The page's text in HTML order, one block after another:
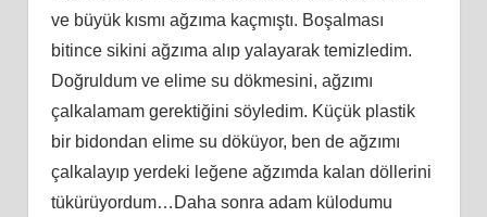
ve büyük kısmı ağzıma kaçmıştı. Boşalması
bitince sikini ağzıma alıp yalayarak temizledim.
Doğruldum ve elime su dökmesini, ağzımı
çalkalamam gerektiğini söyledim. Küçük plastik
bir bidondan elime su döküyor, ben de ağzımı
çalkalayıp yerdeki leğene ağzımda kalan döllerini
tükürüyordum…Daha sonra adam külodumu